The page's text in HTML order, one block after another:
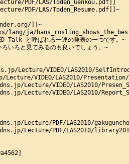
PDF/LAS/Toden_Genkou.pdf]]
PDF/LAS/Toden_Resume.pdf]]~
]]~
lang/ja/
と呼ばれる一連の発表の一つです。~
ろと見てみるのも良いでしょう。~
Lecture/VIDEO/LAS2010/
VIDEO/LAS2010/Presentation/
Lecture/VIDEO/LAS2010/
Lecture/VIDEO/LAS2010/
Lecture/PDF/LAS2010/
Lecture/PDF/LAS2010/